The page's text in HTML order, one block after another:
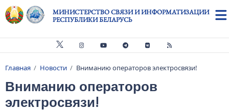
Перейти к основному содержанию
МИНИСТЕРСТВО СВЯЗИ И ИНФОРМАТИЗАЦИИ
РЕСПУБЛИКИ БЕЛАРУСЬ
Строка навигации
Главная Новости Вниманию операторов электросвязи!
Вниманию операторов
электросвязи!